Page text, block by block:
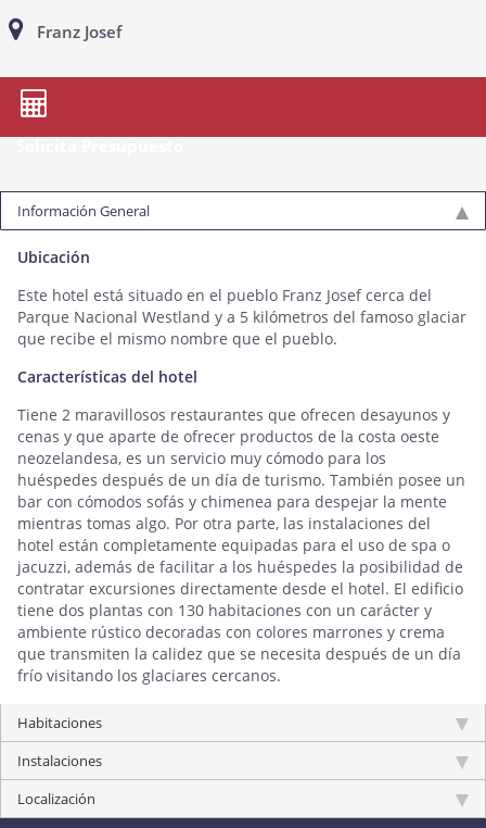
Franz Josef
Información General
Ubicación
Este hotel está situado en el pueblo Franz Josef cerca del
Parque Nacional Westland y a 5 kilómetros del famoso glaciar
que recibe el mismo nombre que el pueblo.
Características del hotel
Tiene 2 maravillosos restaurantes que ofrecen desayunos y
cenas y que aparte de ofrecer productos de la costa oeste
neozelandesa, es un servicio muy cómodo para los
huéspedes después de un día de turismo. También posee un
bar con cómodos sofás y chimenea para despejar la mente
mientras tomas algo. Por otra parte, las instalaciones del
hotel están completamente equipadas para el uso de spa o
jacuzzi, además de facilitar a los huéspedes la posibilidad de
contratar excursiones directamente desde el hotel. El edificio
tiene dos plantas con 130 habitaciones con un carácter y
ambiente rústico decoradas con colores marrones y crema
que transmiten la calidez que se necesita después de un día
frío visitando los glaciares cercanos.
Habitaciones
Instalaciones
Localización